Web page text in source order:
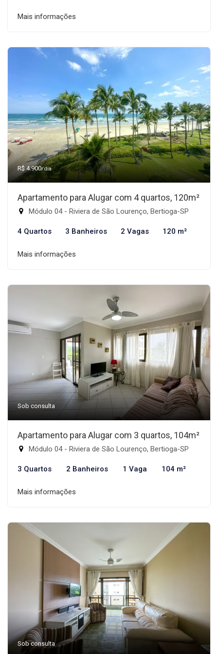
Mais informações
R$ 4.900/dia
Apartamento para Alugar com 4 quartos, 120m²
Módulo 04 - Riviera de São Lourenço, Bertioga-SP
4 Quartos 3 Banheiros 2 Vagas 120 m²
Mais informações
Sob consulta
Apartamento para Alugar com 3 quartos, 104m²
Módulo 04 - Riviera de São Lourenço, Bertioga-SP
3 Quartos 2 Banheiros 1 Vaga 104 m²
Mais informações
Sob consulta